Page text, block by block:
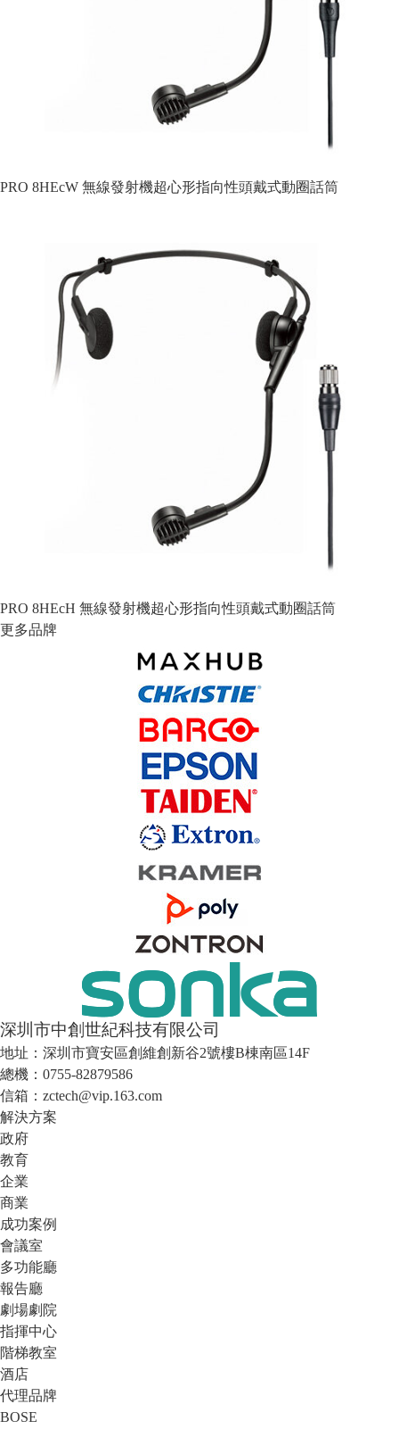
PRO 8HEcW 無線發射機超心形指向性頭戴式動圈話筒
PRO 8HEcH 無線發射機超心形指向性頭戴式動圈話筒
更多品牌
深圳市中創世紀科技有限公司
地址：深圳市寶安區創維創新谷2號樓B棟南區14F
總機：0755-82879586
信箱：zctech@vip.163.com
解決方案
政府
教育
企業
商業
成功案例
會議室
多功能廳
報告廳
劇場劇院
指揮中心
階梯教室
酒店
代理品牌
BOSE